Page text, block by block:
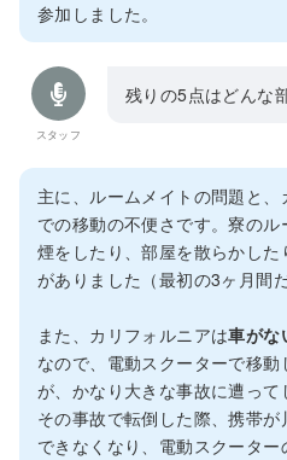
参加しました。
スタッフ
残りの5点はどんな
主に、ルームメイトの問題と、
での移動の不便さです。寮の
煙をしたり、部屋を散らかした
がありました（最初の3ヶ月間
また、カリフォルニアは車がな
なので、電動スクーターで移動
が、かなり大きな事故に遭って
その事故で転倒した際、携帯
できなくなり、電動スクーター